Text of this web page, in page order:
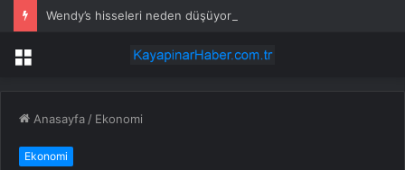
Wendy’s hisseleri neden düşüyor?
Menü
Anasayfa / Ekonomi
Ekonomi